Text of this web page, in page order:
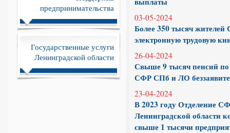
предпринимательства
Государственные услуги
Ленинградской области
03-05-2024
Более 350 тысяч жителей
электронную трудовую
26-04-2024
Свыше 9 тысяч пенсий по
СФР СПб и ЛО
23-04-2024
В 2023 году Отделение
Ленинградской области
свыше 1 тысячи